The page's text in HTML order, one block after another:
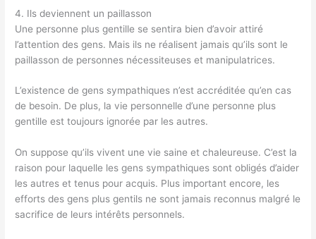
4. Ils deviennent un paillasson
Une personne plus gentille se sentira bien d’avoir attiré
l’attention des gens. Mais ils ne réalisent jamais qu’ils sont le
paillasson de personnes nécessiteuses et manipulatrices.
L’existence de gens sympathiques n’est accréditée qu’en cas
de besoin. De plus, la vie personnelle d’une personne plus
gentille est toujours ignorée par les autres.
On suppose qu’ils vivent une vie saine et chaleureuse. C’est la
raison pour laquelle les gens sympathiques sont obligés d’aider
les autres et tenus pour acquis. Plus important encore, les
efforts des gens plus gentils ne sont jamais reconnus malgré le
sacrifice de leurs intérêts personnels.